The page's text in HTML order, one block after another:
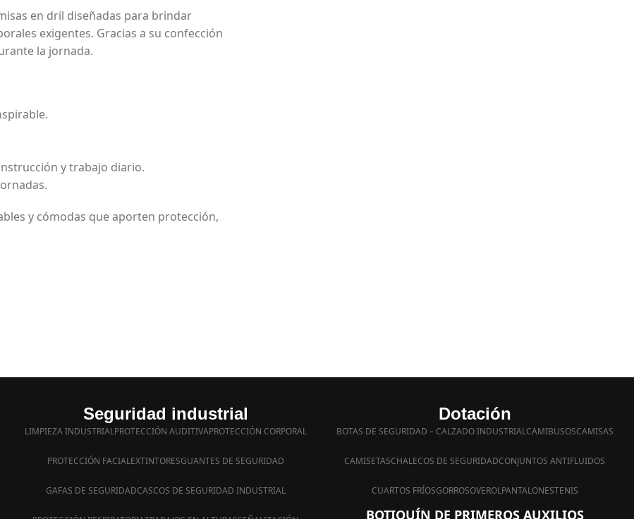
en dril diseñadas para brindar
exigentes. Gracias a su confección
la jornada.
y trabajo diario.
y cómodas que aporten protección,
Seguridad industrial
LIMPIEZA INDUSTRIALPROTECCIÓN AUDITIVAPROTECCIÓN CORPORAL
PROTECCIÓN FACIALEXTINTORESGUANTES DE SEGURIDAD
GAFAS DE SEGURIDADCASCOS DE SEGURIDAD INDUSTRIAL
Dotación
BOTAS DE SEGURIDAD – CALZADO INDUSTRIALCAMIBUSOSCAMISAS
CAMISETASCHALECOS DE SEGURIDADCONJUNTOS ANTIFLUIDOS
CUARTOS FRÍOSGORROSOVEROLPANTALONESTENIS
BOTIQUÍN DE PRIMEROS AUXILIOS